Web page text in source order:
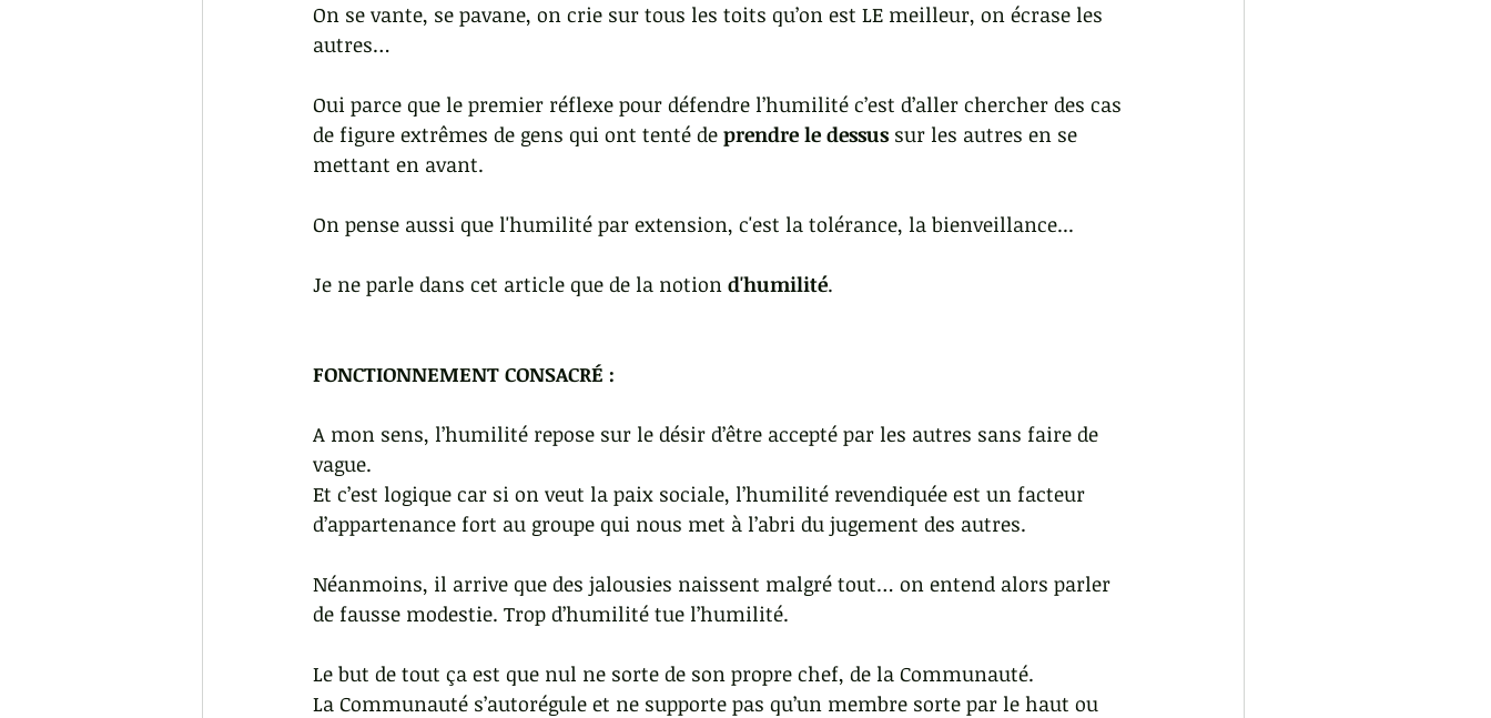
On se vante, se pavane, on crie sur tous les toits qu’on est LE meilleur, on écrase les
autres…
Oui parce que le premier réflexe pour défendre l’humilité c’est d’aller chercher des cas
de figure extrêmes de gens qui ont tenté de prendre le dessus sur les autres en se
mettant en avant.
On pense aussi que l'humilité par extension, c'est la tolérance, la bienveillance...
Je ne parle dans cet article que de la notion d'humilité.
FONCTIONNEMENT CONSACRÉ :
A mon sens, l’humilité repose sur le désir d’être accepté par les autres sans faire de
vague.
Et c’est logique car si on veut la paix sociale, l’humilité revendiquée est un facteur
d’appartenance fort au groupe qui nous met à l’abri du jugement des autres.
Néanmoins, il arrive que des jalousies naissent malgré tout… on entend alors parler
de fausse modestie. Trop d’humilité tue l’humilité.
Le but de tout ça est que nul ne sorte de son propre chef, de la Communauté.
La Communauté s’autorégule et ne supporte pas qu’un membre sorte par le haut ou